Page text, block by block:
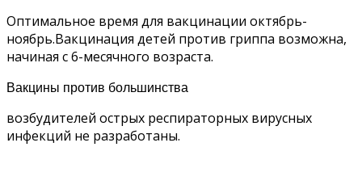
Оптимальное время для вакцинации октябрь-
ноябрь.Вакцинация детей против гриппа возможна,
начиная с 6-месячного возраста.
Вакцины против большинства
возбудителей острых респираторных вирусных
инфекций не разработаны.